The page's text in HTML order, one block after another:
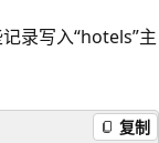
录写入“hotels”主
复制